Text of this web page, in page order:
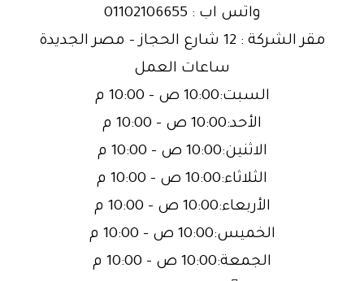
واتس اب : 01102106655
مقر الشركة : 12 شارع الحجاز – مصر الجديدة
ساعات العمل
السبت:10:00 ص – 10:00 م
الأحد:10:00 ص – 10:00 م
الاثنين:10:00 ص – 10:00 م
الثلاثاء:10:00 ص – 10:00 م
الأربعاء:10:00 ص – 10:00 م
الخميس:10:00 ص – 10:00 م
الجمعة:10:00 ص – 10:00 م